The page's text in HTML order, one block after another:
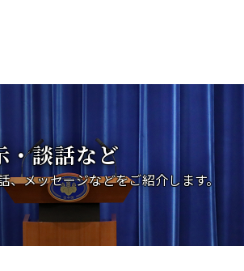
・談話など
、メッセージなどをご紹介します。